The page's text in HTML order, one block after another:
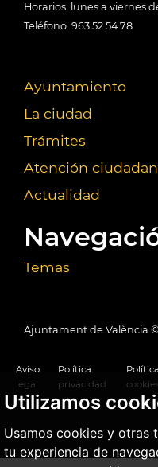
Utilizamos
Usamos cookies y otras
tu experiencia de
Horarios: lunes a viernes
Teléfono: 963 52 54 78
Ayuntamiento
La ciudad
Trámites
Atención
Actualidad
Temas
Ajuntament de València ©
Aviso
legal
Política
privacidad